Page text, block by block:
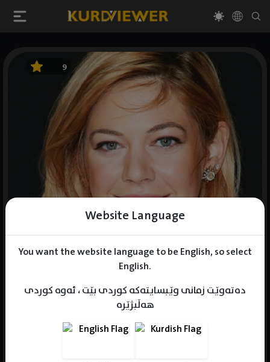
Website Language
You want the website language to be English, so select
English.
دەتەوێت زمانی وێبسایتەکە کوردی بێت ، ئەوە کوردی
هەڵبژێرە
9
Gender : female